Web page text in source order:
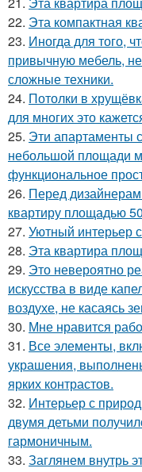
22. Эта компактная
23. Иногда для того,
привычную мебель,
сложные техники.
24. Потолки в
для многих это
25. Эти апартаменты
небольшой площади
функциональное
26. Перед
квартиру площадью
27. Уютный интерьер
28. Эта квартира
29. Это невероятно
искусства в виде
воздухе, не касаясь
30. Мне нравится
31. Все элементы,
украшения,
ярких контрастов.
32. Интерьер с
двумя детьми
гармоничным.
33. Заглянем внутрь